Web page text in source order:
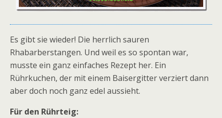
Es gibt sie wieder! Die herrlich sauren
Rhabarberstangen. Und weil es so spontan war,
musste ein ganz einfaches Rezept her. Ein
Rührkuchen, der mit einem Baisergitter verziert dann
aber doch noch ganz edel aussieht.
Für den Rührteig: